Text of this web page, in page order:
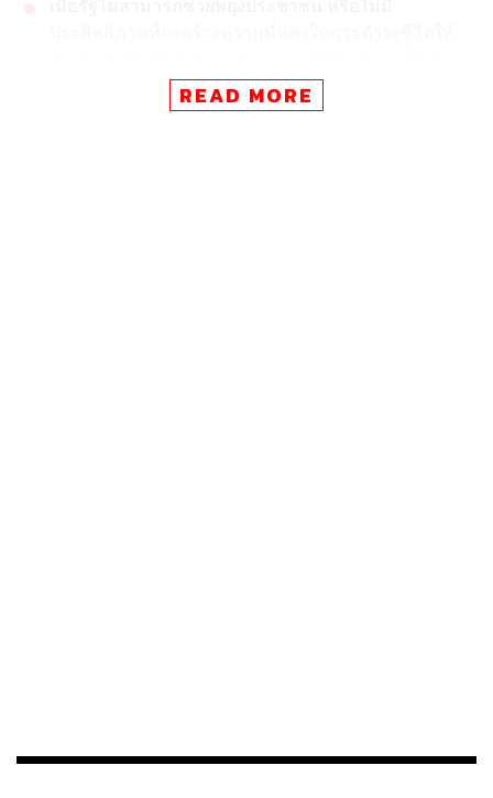
หนึ่งในการทำหน้าที่แทน
ว่า ความเชื่อเกี่ยวกับสิ่งศักดิ์สิทธิ์เหล่านี้ปรากฏควบคู่กับการ
READ MORE